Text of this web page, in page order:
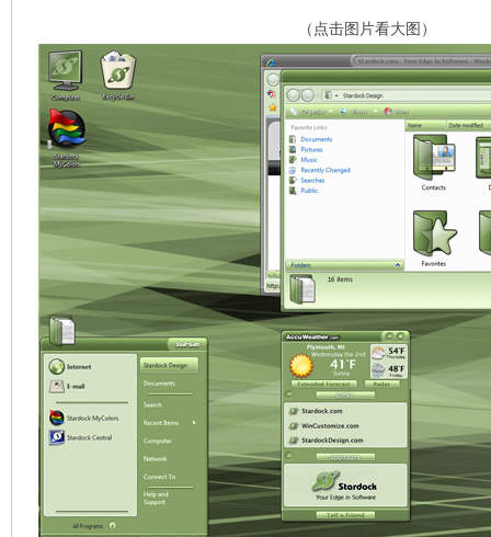
（点击图片看大图）